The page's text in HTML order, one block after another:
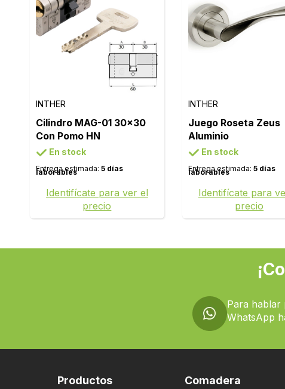
INTHER
Cilindro MAG-01 30x30
Con Pomo HN
En stock
Entrega estimada: 5 días
laborables
Identifícate para ver el
precio
INTHER
Juego Roseta Zeus
Aluminio
En stock
Entrega estimada: 5 días
laborables
Identifícate para
precio
Para hablar
WhatsApp
Productos Comadera